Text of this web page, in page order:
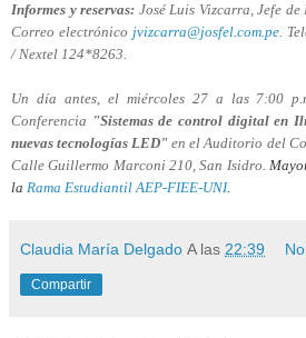
Informes y reservas: José Luis Vizcarra, Jefe
Correo electrónico jvizcarra@josfel.com.pe.
/ Nextel 124*8263.
Un día antes, el miércoles 27 a las 7:00
Conferencia "Sistemas de control digital en
nuevas tecnologías LED" en el Auditorio del
Calle Guillermo Marconi 210, San Isidro.
la Rama Estudiantil AEP-FIEE-UNI.
Claudia María Delgado A las 22:39
Compartir